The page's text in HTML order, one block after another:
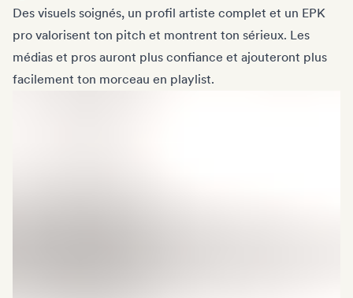
Des visuels soignés, un profil artiste complet et un EPK
pro valorisent ton pitch et montrent ton sérieux. Les
médias et pros auront plus confiance et ajouteront plus
facilement ton morceau en playlist.